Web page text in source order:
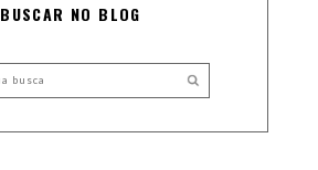
BUSCAR NO BLOG